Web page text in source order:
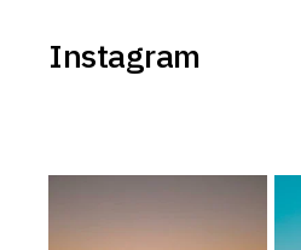
Instagram